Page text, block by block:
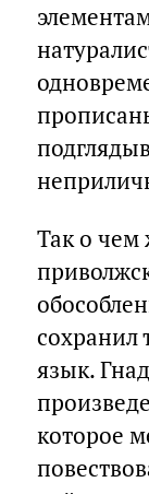
Так о чем
сохранил
язык.
которое